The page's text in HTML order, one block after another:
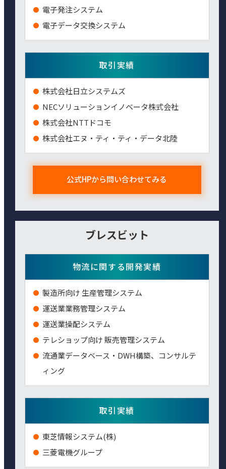
電子発注システム
電子データ交換システム
取引実績
株式会社日立システムズ
NECソリューションイノベータ株式会社
株式会社NTTドコモ
株式会社エヌ・ティ・ティ・データ北陸
公式HPから問い合わせてみる
ブレスビット
物流に関する開発実績
製造所向け 生産管理システム
運送業業務管理システム
運送業操配システム
テレショップ向け 販売管理システム
流通業データベース・DWH構築、コンサルテ
ィング
取引実績
東芝情報システム(株)
三菱電機グループ